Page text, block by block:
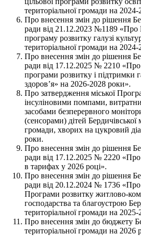
територіальної громади на
Про внесення змін до рішення
ради від 21.12.2023 №1189 «Про
програму розвитку галузі
територіальної громади на
Про внесення змін до рішення
ради від 17.12.2025 № 2210 «Про
програми розвитку і підтримки
здоров’я» на 2026-2028 роки».
Про затвердження міської
інсуліновими помпами,
засобами безперервного
(сенсорами) дітей Бердичівської
громади, хворих на цукровий
роки.
Про внесення змін до рішення
ради від 17.12.2025 № 2220 «Про
в тарифах у 2026 році».
Про внесення змін до рішення
ради від 20.12.2024 № 1736
Програми розвитку житлово-
господарства та благоустрою
територіальної громади на
Про внесення змін до бюджету
територіальної громади на 2026